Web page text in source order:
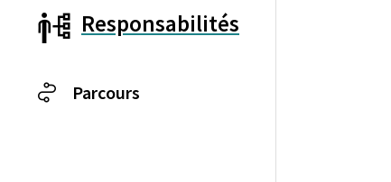
Responsabilités
Parcours